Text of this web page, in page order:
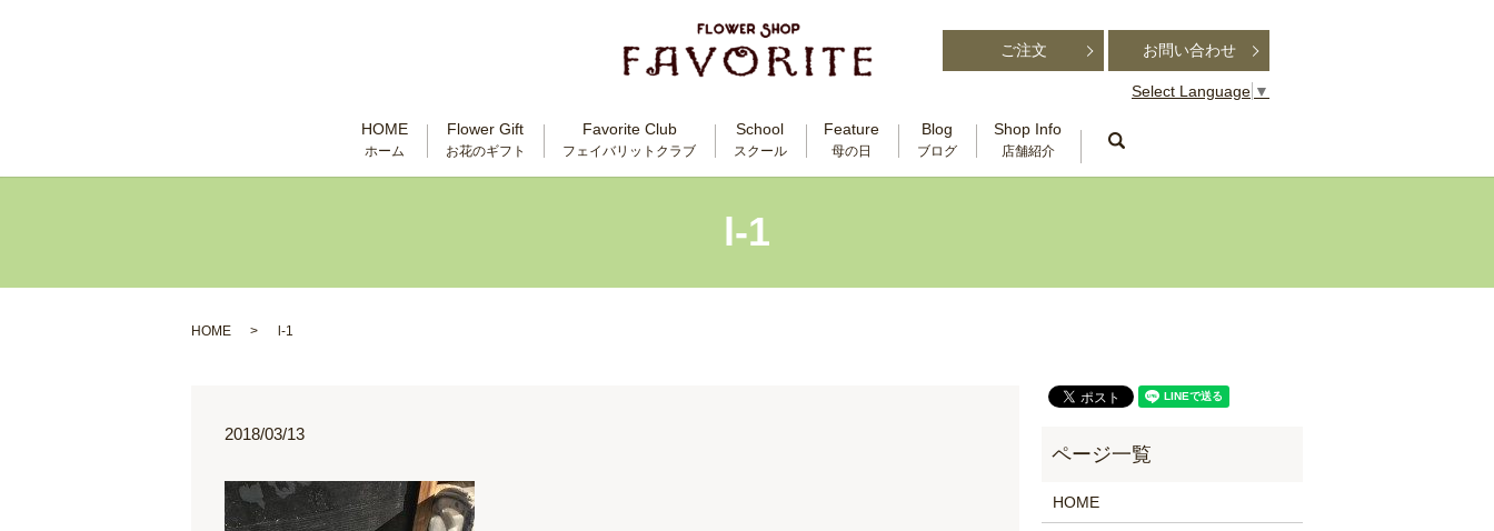
ご注文 お問い合わせ
Select Language ▼
HOME
ホーム
Flower Gift
お花のギフト
Favorite Club
フェイバリットクラブ
School
スクール
Feature
母の日
Blog
ブログ
Shop Info
店舗紹介
l-1
HOME l-1
2018/03/13
HOME